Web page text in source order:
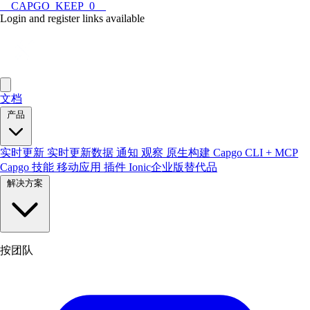
__CAPGO_KEEP_0__
Login and register links available
文档
产品
实时更新 实时更新数据 通知 观察 原生构建 Capgo CLI + MCP
Capgo 技能 移动应用 插件 Ionic企业版替代品
解决方案
按团队